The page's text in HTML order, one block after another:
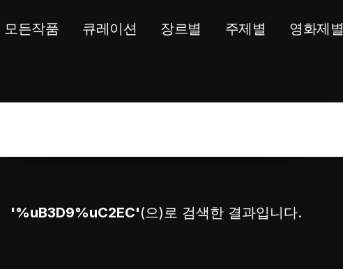
모든작품 큐레이션 장르별 주제별 영화제별
'%uB3D9%uC2EC'(으)로 검색한 결과입니다.